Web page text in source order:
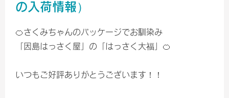
の入荷情報）
🍊さくみちゃんのパッケージでお馴染み
「因島はっさく屋」の「はっさく大福」🍊
いつもご好評ありがとうございます！！